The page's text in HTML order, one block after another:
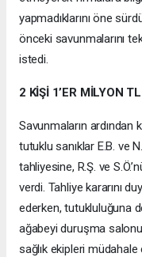
yapmadıklarını öne
önceki savunmalarını
istedi.
2 KİŞİ 1’ER MİLYON
Savunmaların ardından
tutuklu sanıklar E.B. ve
tahliyesine, R.Ş. ve
verdi. Tahliye kararını
ederken, tutukluluğuna
ağabeyi duruşma
sağlık ekipleri müdahale